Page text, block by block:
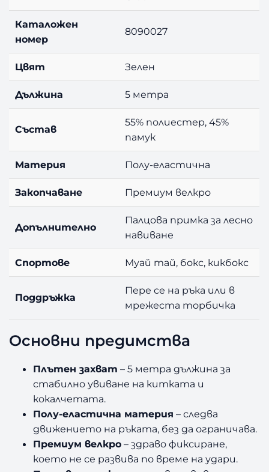
Каталожен
номер
8090027
Цвят Зелен
Дължина 5 метра
Състав
55% полиестер, 45%
памук
Материя Полу-еластична
Закопчаване Премиум велкро
Допълнително
Палцова примка за лесно
навиване
Спортове Муай тай, бокс, кикбокс
Поддръжка
Пере се на ръка или в
мрежеста торбичка
Основни предимства
Плътен захват – 5 метра дължина за
стабилно увиване на китката и
кокалчетата.
Полу-еластична материя – следва
движението на ръката, без да ограничава.
Премиум велкро – здраво фиксиране,
което не се развива по време на удари.